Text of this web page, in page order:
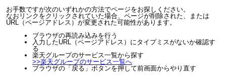
お手数ですが次のいずれかの方法でページをお探しください。
なおリンクをクリックされていた場合、ページが削除された、または
URL（ページアドレス）が変更された可能性があります。
ブラウザの再読み込みを行う
入力したURL（ページアドレス）にタイプミスがないか確認す
る
楽天グループのサービス一覧から探す
>>楽天グループのサービス一覧へ
ブラウザの「戻る」ボタンを押して前画面からやり直す